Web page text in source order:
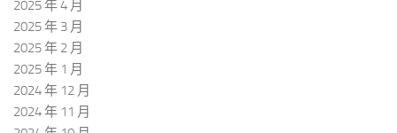
2025 年 4 月
2025 年 3 月
2025 年 2 月
2025 年 1 月
2024 年 12 月
2024 年 11 月